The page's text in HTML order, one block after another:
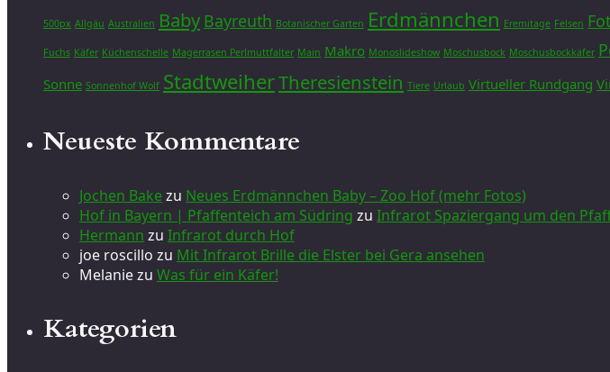
500px Allgäu Australien Baby Bayreuth Botanischer Garten Erdmännchen Eremitage Felsen
Fuchs Käfer Küchenschelle Magerrasen Perlmuttfalter Main Makro Monoslideshow Moschusbock Moschusbockkäfer
Sonne Sonnenhof Wolf StadtweiherTheresienstein Tiere Urlaub Virtueller Rundgang
Neueste Kommentare
Jochen Bake zu Neues Erdmännchen Baby – Zoo Hof (mehr Fotos)
Hof in Bayern | Pfaffenteich am Südring zu Infrarot Spaziergang um den
Hermann zu Infrarot durch Hof
joe roscillo zu Mit Infrarot Brille die Elster bei Gera ansehen
Melaniezu Was für ein Käfer!
Kategorien